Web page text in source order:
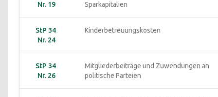
Nr. 19
Sparkapitalien
StP 34
Nr. 24
Kinderbetreuungskosten
StP 34
Nr. 26
Mitgliederbeiträge und Zuwendungen an
politische Parteien